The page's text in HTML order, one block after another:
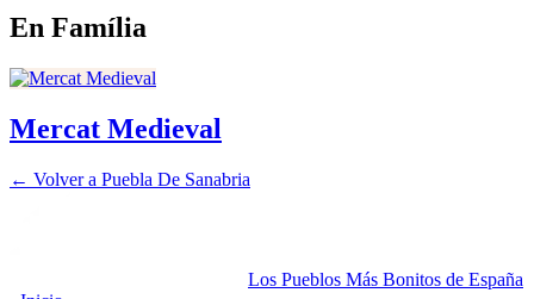
En Família
Mercat Medieval
← Volver a Puebla De Sanabria
Los Pueblos Más Bonitos de España